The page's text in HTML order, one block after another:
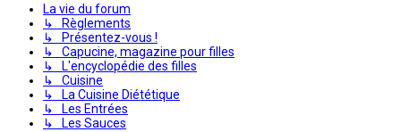
La vie du forum
↳ Règlements
↳ Présentez-vous !
↳ Capucine, magazine pour filles
↳ L'encyclopédie des filles
↳ Cuisine
↳ La Cuisine Diététique
↳ Les Entrées
↳ Les Sauces